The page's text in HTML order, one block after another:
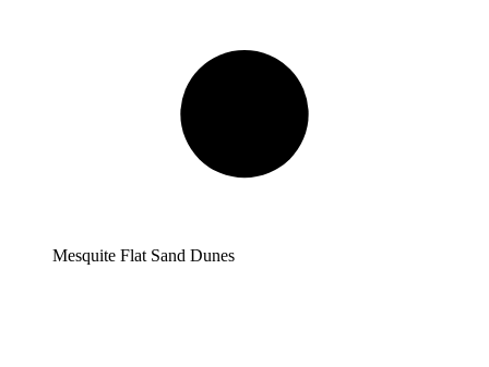
Mesquite Flat Sand Dunes